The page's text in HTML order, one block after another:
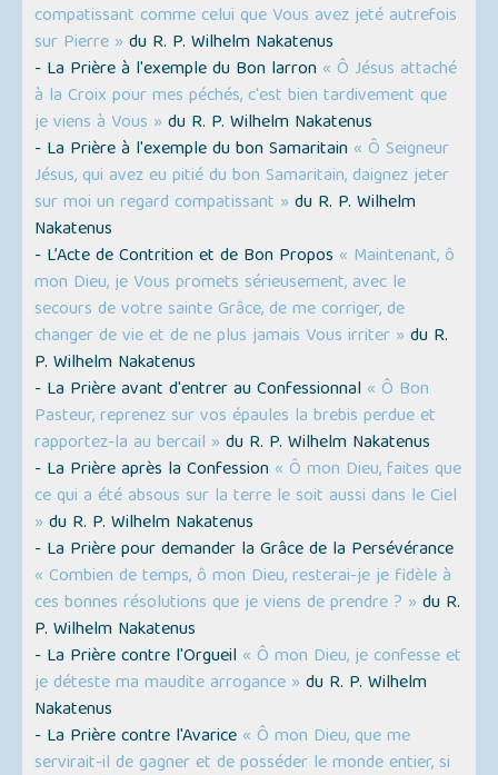
compatissant comme celui que Vous avez jeté autrefois
sur Pierre » du R. P. Wilhelm Nakatenus
- La Prière à l'exemple du Bon larron « Ô Jésus attaché
à la Croix pour mes péchés, c'est bien tardivement que
je viens à Vous » du R. P. Wilhelm Nakatenus
- La Prière à l'exemple du bon Samaritain « Ô Seigneur
Jésus, qui avez eu pitié du bon Samaritain, daignez jeter
sur moi un regard compatissant » du R. P. Wilhelm
Nakatenus
- L’Acte de Contrition et de Bon Propos « Maintenant, ô
mon Dieu, je Vous promets sérieusement, avec le
secours de votre sainte Grâce, de me corriger, de
changer de vie et de ne plus jamais Vous irriter » du R.
P. Wilhelm Nakatenus
- La Prière avant d'entrer au Confessionnal « Ô Bon
Pasteur, reprenez sur vos épaules la brebis perdue et
rapportez-la au bercail » du R. P. Wilhelm Nakatenus
- La Prière après la Confession « Ô mon Dieu, faites que
ce qui a été absous sur la terre le soit aussi dans le Ciel
» du R. P. Wilhelm Nakatenus
- La Prière pour demander la Grâce de la Persévérance
« Combien de temps, ô mon Dieu, resterai-je je fidèle à
ces bonnes résolutions que je viens de prendre ? » du R.
P. Wilhelm Nakatenus
- La Prière contre l'Orgueil « Ô mon Dieu, je confesse et
je déteste ma maudite arrogance » du R. P. Wilhelm
Nakatenus
- La Prière contre l'Avarice « Ô mon Dieu, que me
servirait-il de gagner et de posséder le monde entier, si